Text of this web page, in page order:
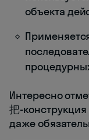
объекта
Интересно
把-
даже